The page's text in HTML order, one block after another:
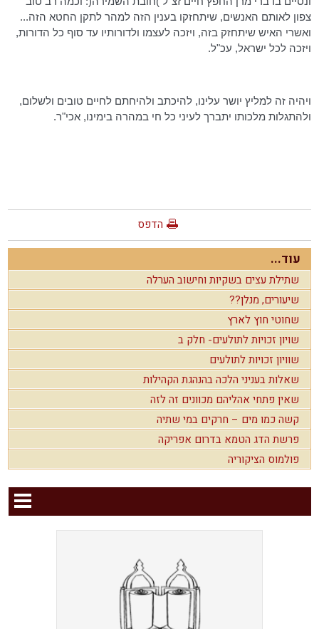
צפון לאותם האנשים, שיתחזקו בענין הזה למהר לתקן החטא הזה...
ואשרי האיש שיתחזק בזה, ויזכה לעצמו ולדורותיו עד סוף כל הדורות,
ויזכה לכל ישראל, עכ"ל.
ויהיה זה למליץ יושר עלינו, להיכתב ולהיחתם לחיים טובים ולשלום,
ולהתגלות מלכותו יתברך לעיני כל חי במהרה בימינו, אכי"ר.
הדפס
עוד...
שתילת עצים בשקיות וחישוב הערלה
שיעורים, מנלן??
שחוטי חוץ לארץ
שויון זכויות לתולעים- חלק ב
שוויון זכויות לתולעים
שאלות בעניני הלכה בהנהגת הקהילות
שאין פתחי אהליהם מכוונים זה לזה
קשה כמו מים – חרקים במי שתיה
פרשת הדג הטמא בדרום אפריקה
פולמוס הציקוריה